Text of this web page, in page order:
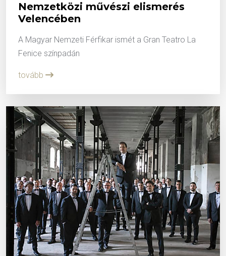
Nemzetközi művészi elismerés
Velencében
A Magyar Nemzeti Férfikar ismét a Gran Teatro La
Fenice színpadán
tovább